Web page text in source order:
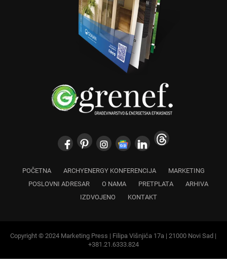
POČETNA ARCHYENERGY KONFERENCIJA
MARKETING
POSLOVNI ADRESAR
O NAMA PRETPLATA
ARHIVA
IZDVOJENO
KONTAKT
Copyright © 2024 Marketing Press | Filipa Višnjića 17a | 21000 Novi Sad |
+381.21.6333.824